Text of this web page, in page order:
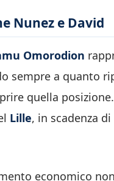
Nunez e David
Omorodion
sempre a quanto
quella
Lille, in scadenza
economico